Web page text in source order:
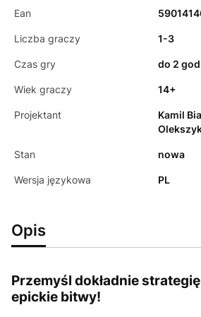
Ean
Liczba graczy 1-3
Czas gry do 2
Wiek graczy 14+
Projektant
Kamil
Stan nowa
Wersja językowa PL
Opis
Przemyśl dokładnie
epickie bitwy!